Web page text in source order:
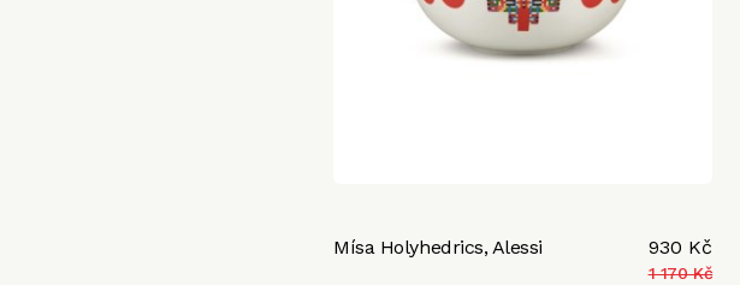
Mísa Holyhedrics, Alessi 930 Kč
1 170 Kč